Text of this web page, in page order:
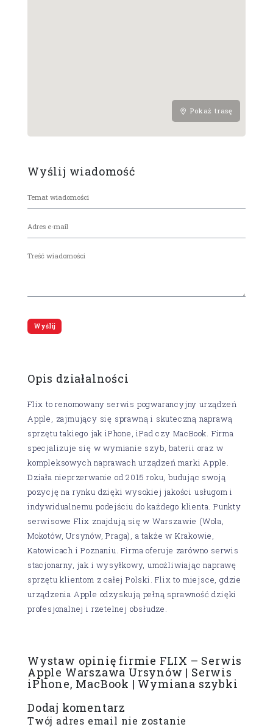
Pokaż trasę
Wyślij wiadomość
Opis działalności
Flix to renomowany serwis pogwarancyjny urządzeń
Apple, zajmujący się sprawną i skuteczną naprawą
sprzętu takiego jak iPhone, iPad czy MacBook. Firma
specjalizuje się w wymianie szyb, baterii oraz w
kompleksowych naprawach urządzeń marki Apple.
Działa nieprzerwanie od 2015 roku, budując swoją
pozycję na rynku dzięki wysokiej jakości usługom i
indywidualnemu podejściu do każdego klienta. Punkty
serwisowe Flix znajdują się w Warszawie (Wola,
Mokotów, Ursynów, Praga), a także w Krakowie,
Katowicach i Poznaniu. Firma oferuje zarówno serwis
stacjonarny, jak i wysyłkowy, umożliwiając naprawę
sprzętu klientom z całej Polski. Flix to miejsce, gdzie
urządzenia Apple odzyskują pełną sprawność dzięki
profesjonalnej i rzetelnej obsłudze.
Wystaw opinię firmie FLIX – Serwis
Apple Warszawa Ursynów | Serwis
iPhone, MacBook | Wymiana szybki
Dodaj komentarz
Twój adres email nie zostanie